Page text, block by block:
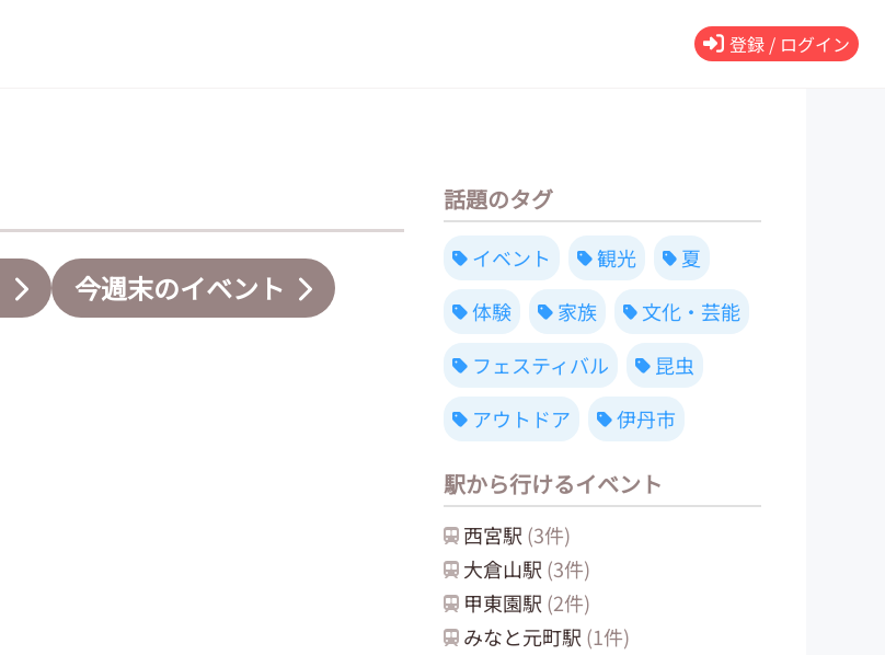
登録 / ログイン
今週末のイベント
話題のタグ
イベント 観光
夏
体験
家族
文化・芸能
フェスティバル
昆虫
アウトドア
伊丹市
駅から行けるイベント
西宮駅 (3件)
大倉山駅 (3件)
甲東園駅 (2件)
みなと元町駅 (1件)